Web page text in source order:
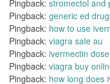
Pingback: stromectol and
Pingback: generic ed
Pingback: how to use
Pingback: viagra sale au
Pingback: ivermectin
Pingback: viagra buy
Pingback: how long does